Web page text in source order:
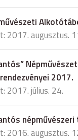
2017. augusztus.
2017.
2017. július. 24.
2016. augusztus.